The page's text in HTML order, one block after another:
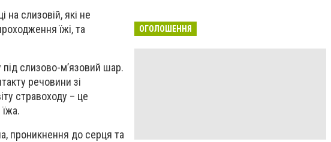
на слизовій, які не
їжі, та
слизово-м’язовий шар.
речовини зі
стравоходу – це
проникнення до серця та
ОГОЛОШЕННЯ